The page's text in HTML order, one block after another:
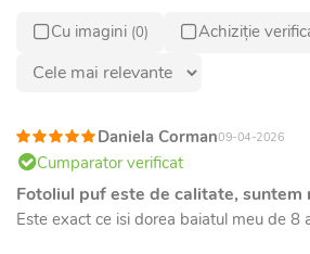
Cu imagini (0) Achiziție
Daniela Corman09-04-2026
Cumparator verificat
Fotoliul puf este de calitate, suntem
Este exact ce isi dorea baiatul meu de 8